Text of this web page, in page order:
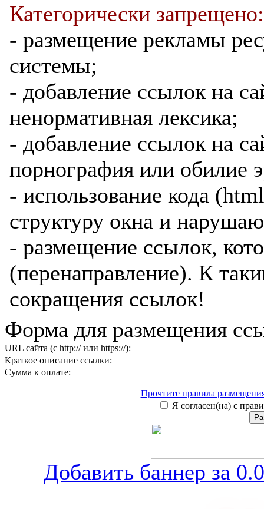
Категорически запрещено:
- размещение рекламы
системы;
- добавление ссылок на
ненормативная лексика;
- добавление ссылок на
порнография или обилие
- использование кода
структуру окна и
- размещение ссылок,
(перенаправление). К
сокращения ссылок!
Форма для размещения
URL сайта (с http:// или https://):
Краткое описание ссылки:
Сумма к оплате:
Прочтите правила
Я согласен(на) с
Добавить баннер за